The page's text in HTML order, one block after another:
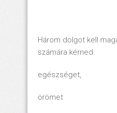
Három dolgot kell
számára kérned:
egészséget,
örömet